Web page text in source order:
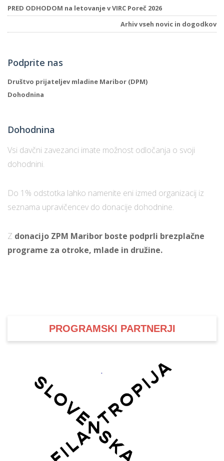
PRED ODHODOM na letovanje v VIRC Poreč 2026
Arhiv vseh novic in dogodkov
Podprite nas
Društvo prijateljev mladine Maribor (DPM)
Dohodnina
Dohodnina
Vsi davčni zavezanci imate možnost odločanja o svoji
dohodnini.
Do 1% odstotka lahko namenite eni izmed organizacij iz
seznama upravičencev do donacije dohodnine.
Z donacijo ZPM Maribor boste podprli brezplačne
programe za otroke, mlade in družine.
PROGRAMSKI PARTNERJI